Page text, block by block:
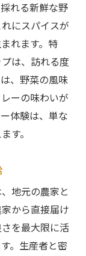
れる新鮮な野
にスパイスが
れます。特
は、訪れる度
、野菜の風味
ーの味わいが
体験は、単な
す。
地元の農家と
から直接届け
を最大限に活
。生産者と密